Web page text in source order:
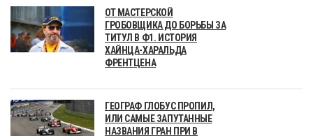
ОТ МАСТЕРСКОЙ
ГРОБОВЩИКА ДО БОРЬБЫ ЗА
ТИТУЛ В Ф1. ИСТОРИЯ
ХАЙНЦА-ХАРАЛЬДА
ФРЕНТЦЕНА
ГЕОГРАФ ГЛОБУС ПРОПИЛ,
ИЛИ САМЫЕ ЗАПУТАННЫЕ
НАЗВАНИЯ ГРАН ПРИ В